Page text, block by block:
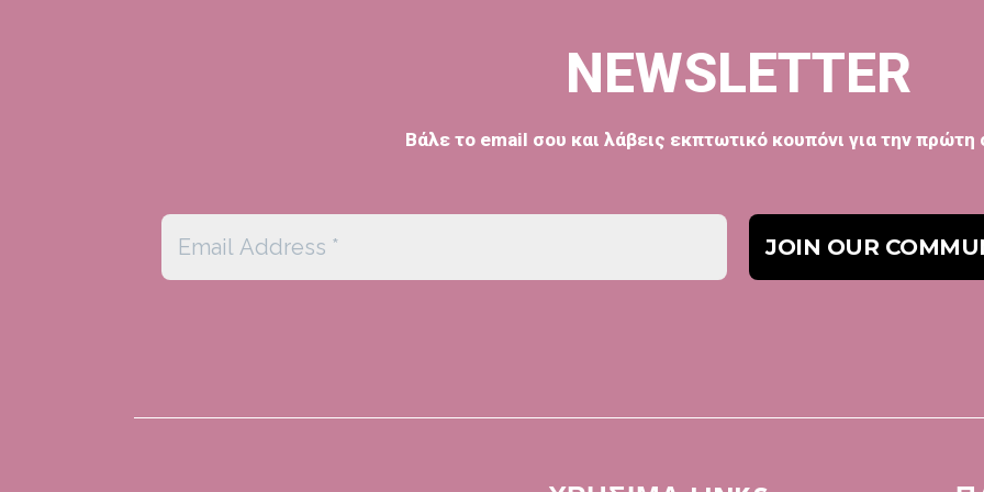
NEWSLETTER
Βάλε το email σου και λάβεις εκπτωτικό κουπόνι για την πρώτη